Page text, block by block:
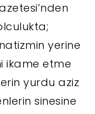
yerine
ikame etme
yurdu aziz
sinesine